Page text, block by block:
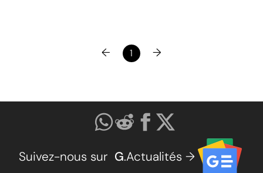
← 1 →
Suivez-nous sur G.Actualités →